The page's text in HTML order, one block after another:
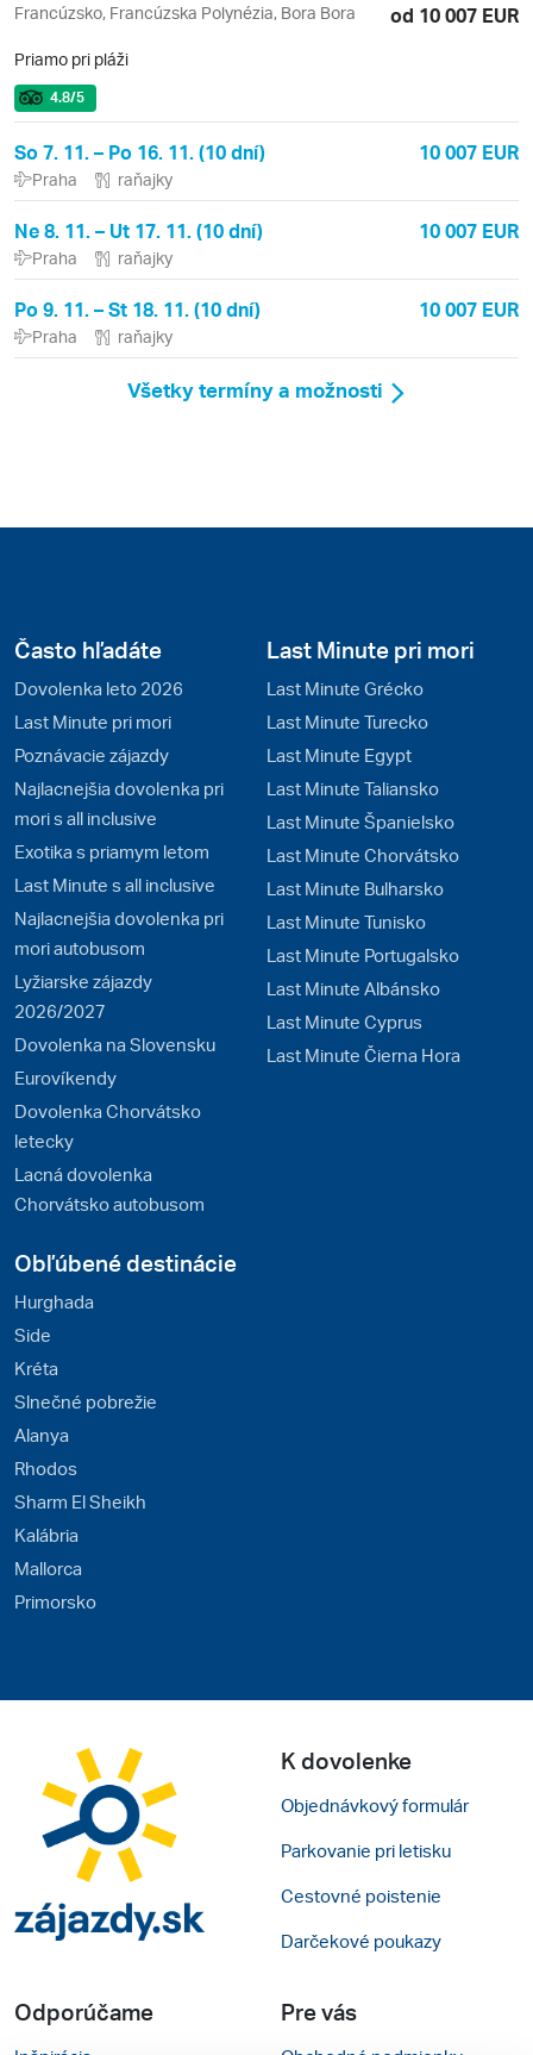
Francúzsko, Francúzska Polynézia, Bora Bora od 10 007 EUR
Priamo pri pláži
4.8/5
So 7. 11. – Po 16. 11. (10 dní) 10 007 EUR
Praha raňajky
Ne 8. 11. – Ut 17. 11. (10 dní) 10 007 EUR
Praha raňajky
Po 9. 11. – St 18. 11. (10 dní) 10 007 EUR
Praha raňajky
Všetky termíny a možnosti
Často hľadáte
Dovolenka leto 2026
Last Minute pri mori
Poznávacie zájazdy
Najlacnejšia dovolenka pri
mori s all inclusive
Exotika s priamym letom
Last Minute s all inclusive
Najlacnejšia dovolenka pri
mori autobusom
Lyžiarske zájazdy
2026/2027
Dovolenka na Slovensku
Eurovíkendy
Dovolenka Chorvátsko
letecky
Lacná dovolenka
Chorvátsko autobusom
Last Minute pri mori
Last Minute Grécko
Last Minute Turecko
Last Minute Egypt
Last Minute Taliansko
Last Minute Španielsko
Last Minute Chorvátsko
Last Minute Bulharsko
Last Minute Tunisko
Last Minute Portugalsko
Last Minute Albánsko
Last Minute Cyprus
Last Minute Čierna Hora
Obľúbené destinácie
Hurghada
Side
Kréta
Slnečné pobrežie
Alanya
Rhodos
Sharm El Sheikh
Kalábria
Mallorca
Primorsko
K dovolenke
Objednávkový formulár
Parkovanie pri letisku
Cestovné poistenie
Darčekové poukazy
Odporúčame Pre vás